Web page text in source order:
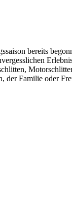
bereits
der Familie oder